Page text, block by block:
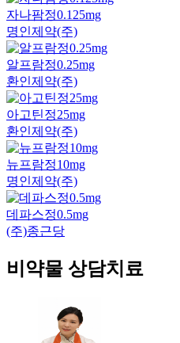
자나팜정0.125mg
명인제약(주)
알프람정0.25mg
환인제약(주)
아고틴정25mg
환인제약(주)
뉴프람정10mg
명인제약(주)
데파스정0.5mg
(주)종근당
비약물 상담치료